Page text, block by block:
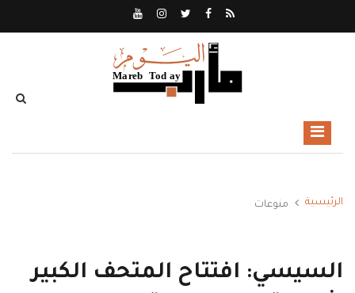
الرئيسية منوعات
السيسي: افتتاح المتحف الكبير